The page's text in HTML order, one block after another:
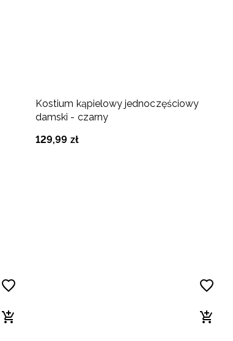
Kostium kąpielowy jednoczęściowy
damski - czarny
129,99 zł